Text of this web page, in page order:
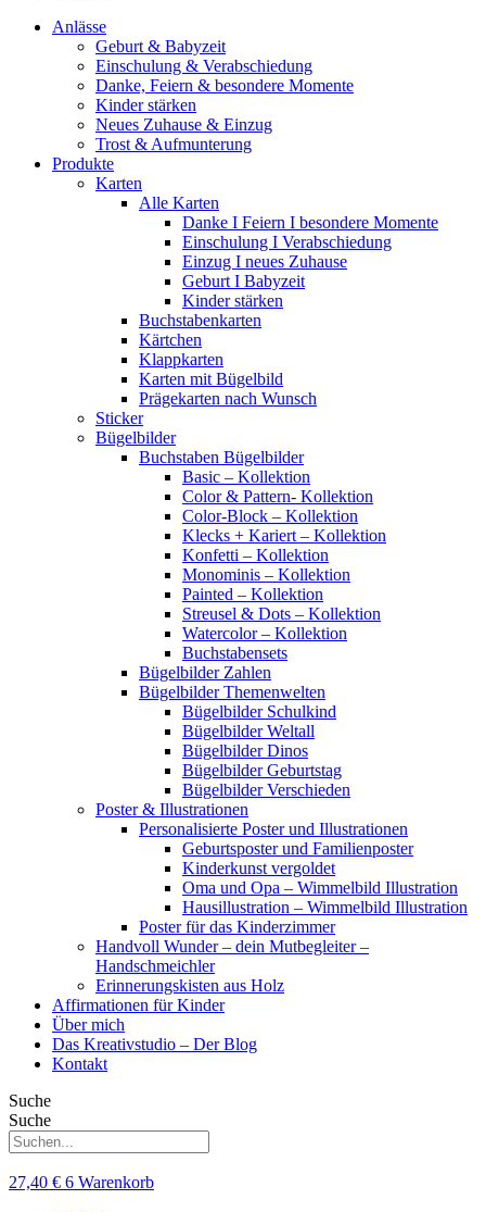
Anlässe
Geburt & Babyzeit
Einschulung & Verabschiedung
Danke, Feiern & besondere Momente
Kinder stärken
Neues Zuhause & Einzug
Trost & Aufmunterung
Produkte
Karten
Alle Karten
Danke I Feiern I besondere Momente
Einschulung I Verabschiedung
Einzug I neues Zuhause
Geburt I Babyzeit
Kinder stärken
Buchstabenkarten
Kärtchen
Klappkarten
Karten mit Bügelbild
Prägekarten nach Wunsch
Sticker
Bügelbilder
Buchstaben Bügelbilder
Basic – Kollektion
Color & Pattern- Kollektion
Color-Block – Kollektion
Klecks + Kariert – Kollektion
Konfetti – Kollektion
Monominis – Kollektion
Painted – Kollektion
Streusel & Dots – Kollektion
Watercolor – Kollektion
Buchstabensets
Bügelbilder Zahlen
Bügelbilder Themenwelten
Bügelbilder Schulkind
Bügelbilder Weltall
Bügelbilder Dinos
Bügelbilder Geburtstag
Bügelbilder Verschieden
Poster & Illustrationen
Personalisierte Poster und Illustrationen
Geburtsposter und Familienposter
Kinderkunst vergoldet
Oma und Opa – Wimmelbild Illustration
Hausillustration – Wimmelbild Illustration
Poster für das Kinderzimmer
Handvoll Wunder – dein Mutbegleiter –
Handschmeichler
Erinnerungskisten aus Holz
Affirmationen für Kinder
Über mich
Das Kreativstudio – Der Blog
Kontakt
Suche
Suche
27,40 € 6 Warenkorb